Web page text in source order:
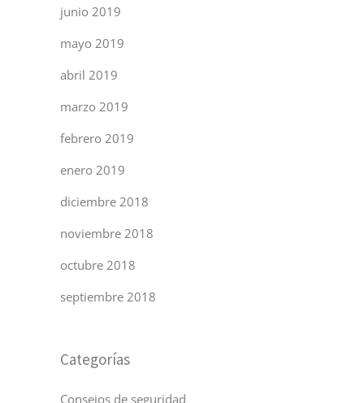
junio 2019
mayo 2019
abril 2019
marzo 2019
febrero 2019
enero 2019
diciembre 2018
noviembre 2018
octubre 2018
septiembre 2018
Categorías
Consejos de seguridad